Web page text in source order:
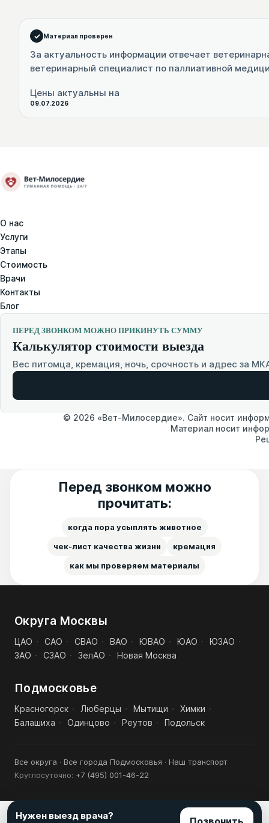
Материал проверен
За актуальность информации отвечает
ветеринарный специалист по паллиативной
Цены актуальны на
09.07.2026
О нас
Услуги
Этапы
Стоимость
Врачи
Контакты
Блог
ПЕРЕД ЗВОНКОМ МОЖНО ПРИКИНУТЬ СУММУ
Калькулятор стоимости выезда
Вес питомца, кремация, ночь, срочность и адрес за
© 2026 «Вет-Милосердие». Сайт носит
Материал носит
Перед звонком можно
прочитать:
когда пора усыплять животное
чек-лист качества жизни
кремация
как мы проверяем материалы
Нужен выезд врача?
Округа Москвы
ЦАО · САО · СВАО · ВАО · ЮВАО · ЮАО · ЮЗАО ·
ЗАО · СЗАО · ЗелАО · Новая Москва
Подмосковье
Красногорск · Люберцы · Мытищи · Химки ·
Балашиха · Одинцово · Реутов · Подольск
Все округа · Все города Подмосковья · Наш транспорт
Круглосуточно: +7 (495) 001-46-22